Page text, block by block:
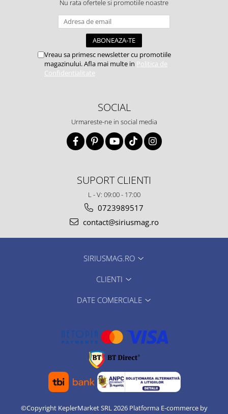
Nu rata ofertele si promotiile noastre
Vreau sa primesc newsletter cu promotiile
magazinului. Afla mai multe in Politica de
Confidentialitate
SOCIAL
Urmareste-ne in social media
SUPORT CLIENTI
L - V: 09:00 - 17:00
0723989517
contact@siriusmag.ro
SIRIUSMAG.RO
CLIENTI
DATE COMERCIALE
©Copyright KeplerMarket SRL 2026 Platforma E-commerce by